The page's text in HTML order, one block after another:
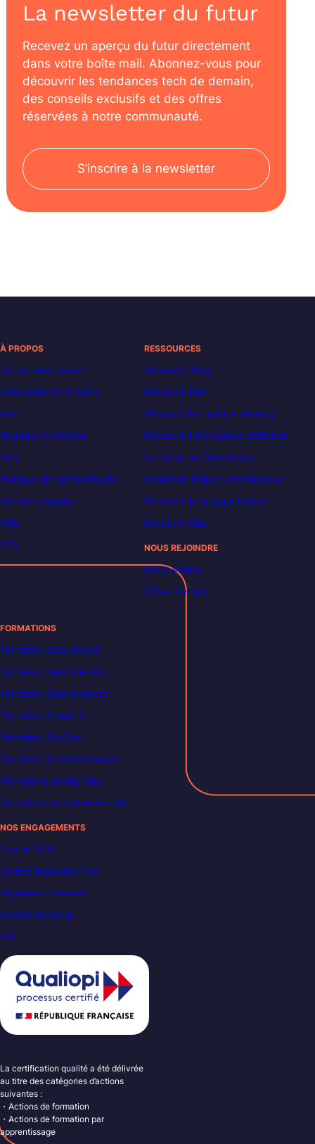
La newsletter du futur
Recevez un aperçu du futur directement
dans votre boîte mail. Abonnez-vous pour
découvrir les tendances tech de demain,
des conseils exclusifs et des offres
réservées à notre communauté.
S’inscrire à la newsletter
À PROPOS
Qui sommes-nous ?
Financements et tarifs
Avis
Règlement intérieur
FAQ
Politique de confidentialité
Mentions légales
CGU
CGV
RESSOURCES
Decoded | Blog
Découvrir n8n
Découvrir le machine learning
Découvrir l’intelligence artificielle
Le métier de Data Analyst
Formation POEI en informatique
Découvrir le langage Python
Découvrir SQL
NOUS REJOINDRE
Notre équipe
Offres d’emploi
FORMATIONS
Formation Data Analyst
Formation Data Scientist
Formation Data Engineer
Formation Power BI
Formation DevOps
Formation Business Analyst
Formations en Big Data
Formations en Cybersécurité
NOS ENGAGEMENTS
France 2030
Carbon Reduction Plan
Règlement intérieur
Accueil handicap
VAE
La certification qualité a été délivrée
au titre des catégories d’actions
suivantes :
・Actions de formation
・Actions de formation par
apprentissage